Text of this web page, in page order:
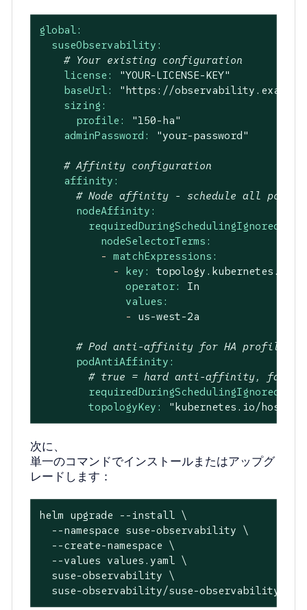
global:
suseObservability:
# Your existing configuration
license:
"YOUR-LICENSE-KEY"
baseUrl:
"https://
sizing:
profile:
"150-ha"
adminPassword:
"your-password"
# Affinity configuration
affinity:
# Node affinity - schedule all pods to
nodeAffinity:
nodeSelectorTerms:
- matchExpressions:
-
key:
topology.kubernetes.io/
operator:
In
values:
-
us-west-2a
# Pod anti-affinity for HA profiles
podAntiAffinity:
# true = hard anti-affinity,
topologyKey:
"kubernetes.io/
次に、
単一のコマンドでインストールまたはアップグ
レードします：
helm upgrade --install \
  --namespace suse-observability \
  --create-namespace \
  --values values.yaml \
  suse-observability \
  suse-observability/suse-observability